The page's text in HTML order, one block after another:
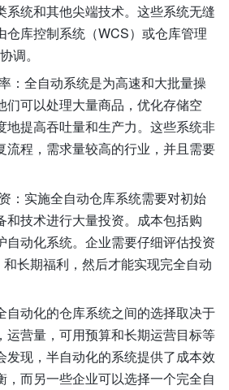
系统和其他尖端技术。这些系统无缝
仓库控制系统（WCS）或仓库管理
调。
：全自动系统是为高速和大批量操
们可以处理大量商品，优化存储空
地提高吞吐量和生产力。这些系统非
流程，需求量较高的行业，并且需要
：实施全自动仓库系统需要对初始
和技术进行大量投资。成本包括购
自动化系统。企业需要仔细评估投资
长期福利，然后才能实现完全自动
自动化的仓库系统之间的选择取决于
运营量，可用预算和长期运营目标等
发现，半自动化的系统提供了成本效
，而另一些企业可以选择一个完全自